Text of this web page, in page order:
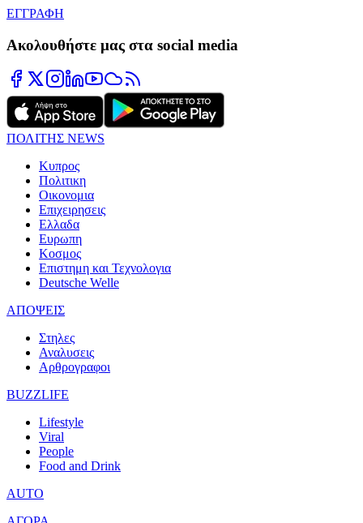
ΕΓΓΡΑΦΗ
Ακολουθήστε μας στα social media
ΠΟΛΙΤΗΣ NEWS
Κυπρος
Πολιτικη
Οικονομια
Επιχειρησεις
Ελλαδα
Ευρωπη
Κοσμος
Επιστημη και Τεχνολογια
Deutsche Welle
ΑΠΟΨΕΙΣ
Στηλες
Αναλυσεις
Αρθρογραφοι
BUZZLIFE
Lifestyle
Viral
People
Food and Drink
AUTO